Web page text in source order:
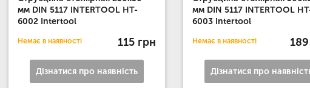
мм DIN 5117 INTERTOOL HT-
6002 Intertool
Немає в наявності 115 грн
Дізнатися про наявність
мм DIN 5117 INTERTOOL
6003 Intertool
Немає в наявності
Дізнатися про